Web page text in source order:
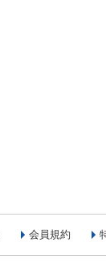
会員規約